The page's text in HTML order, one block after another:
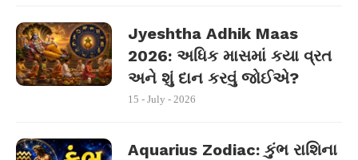
Jyeshtha Adhik Maas
2026: અધિક માસમાં કયા વ્રત
અને શું દાન કરવું જોઈએ?
15 - July - 2026
Aquarius Zodiac: કુંભ રાશિના